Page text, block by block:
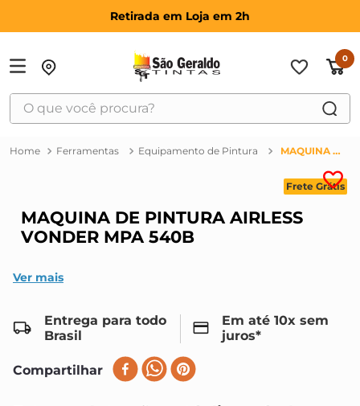
Retirada em Loja em 2h
0
O que você procura?
Ferramentas Equipamento de Pintura MAQUINA DE PINTURA AIRLESS VONDER MPA 540B
Frete Grátis
MAQUINA DE PINTURA AIRLESS
VONDER MPA 540B
Ver mais
Entrega para todo
Brasil
Em até 10x sem
juros*
Compartilhar
3º
haus
5º
montana
7
massa acrilica
vonder